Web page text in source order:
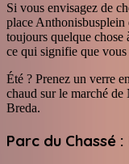
Si vous envisagez de
place
toujours quelque chose
ce qui signifie que
Été ? Prenez un verre
chaud sur le marché de
Breda.
Parc du Chassé